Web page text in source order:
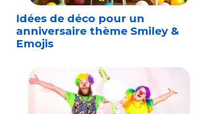
Idées de déco pour un
anniversaire thème Smiley &
Emojis